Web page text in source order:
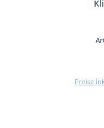
Preise